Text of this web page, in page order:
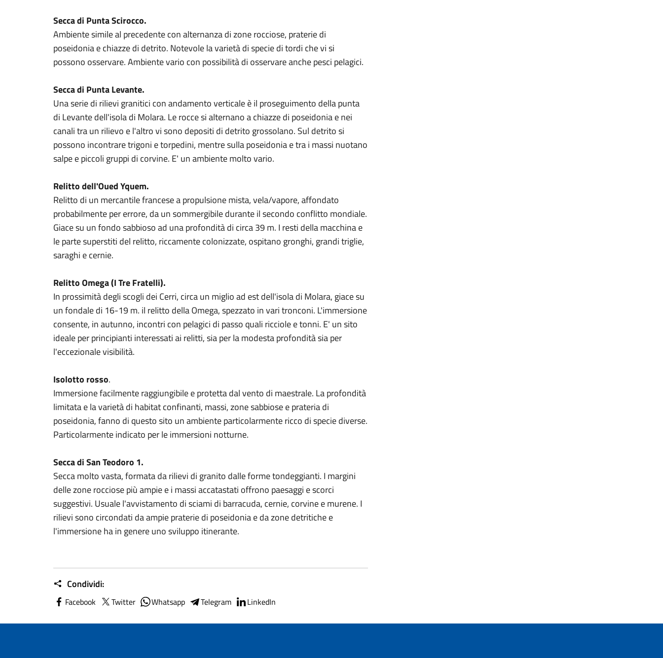
Secca di Punta Scirocco.
Ambiente simile al precedente con alternanza di zone rocciose, praterie di
poseidonia e chiazze di detrito. Notevole la varietà di specie di tordi che vi si
possono osservare. Ambiente vario con possibilità di osservare anche pesci pelagici.
Secca di Punta Levante.
Una serie di rilievi granitici con andamento verticale è il proseguimento della punta
di Levante dell'isola di Molara. Le rocce si alternano a chiazze di poseidonia e nei
canali tra un rilievo e l'altro vi sono depositi di detrito grossolano. Sul detrito si
possono incontrare trigoni e torpedini, mentre sulla poseidonia e tra i massi nuotano
salpe e piccoli gruppi di corvine. E' un ambiente molto vario.
Relitto dell'Oued Yquem.
Relitto di un mercantile francese a propulsione mista, vela/vapore, affondato
probabilmente per errore, da un sommergibile durante il secondo conflitto mondiale.
Giace su un fondo sabbioso ad una profondità di circa 39 m. I resti della macchina e
le parte superstiti del relitto, riccamente colonizzate, ospitano gronghi, grandi triglie,
saraghi e cernie.
Relitto Omega (I Tre Fratelli).
In prossimità degli scogli dei Cerri, circa un miglio ad est dell'isola di Molara, giace su
un fondale di 16-19 m. il relitto della Omega, spezzato in vari tronconi. L'immersione
consente, in autunno, incontri con pelagici di passo quali ricciole e tonni. E' un sito
ideale per principianti interessati ai relitti, sia per la modesta profondità sia per
l'eccezionale visibilità.
Isolotto rosso.
Immersione facilmente raggiungibile e protetta dal vento di maestrale. La profondità
limitata e la varietà di habitat confinanti, massi, zone sabbiose e prateria di
poseidonia, fanno di questo sito un ambiente particolarmente ricco di specie diverse.
Particolarmente indicato per le immersioni notturne.
Secca di San Teodoro 1.
Secca molto vasta, formata da rilievi di granito dalle forme tondeggianti. I margini
delle zone rocciose più ampie e i massi accatastati offrono paesaggi e scorci
suggestivi. Usuale l'avvistamento di sciami di barracuda, cernie, corvine e murene. I
rilievi sono circondati da ampie praterie di poseidonia e da zone detritiche e
l'immersione ha in genere uno sviluppo itinerante.
Condividi:
Facebook Twitter Whatsapp Telegram LinkedIn